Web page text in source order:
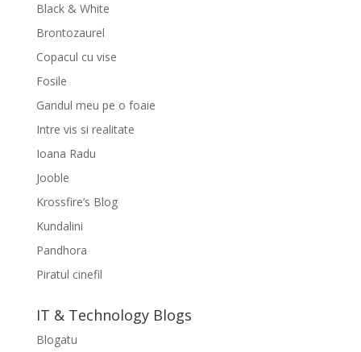
Black & White
Brontozaurel
Copacul cu vise
Fosile
Gandul meu pe o foaie
Intre vis si realitate
Ioana Radu
Jooble
Krossfire’s Blog
Kundalini
Pandhora
Piratul cinefil
IT & Technology Blogs
Blogatu